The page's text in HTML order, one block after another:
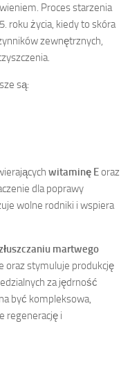
Proces starzenia
roku życia, kiedy to skóra
zewnętrznych,
są:
witaminę Eoraz
dla poprawy
wolne rodniki i wspiera
martwego
oraz stymuluje produkcję
za jędrność
być kompleksowa,
regenerację i